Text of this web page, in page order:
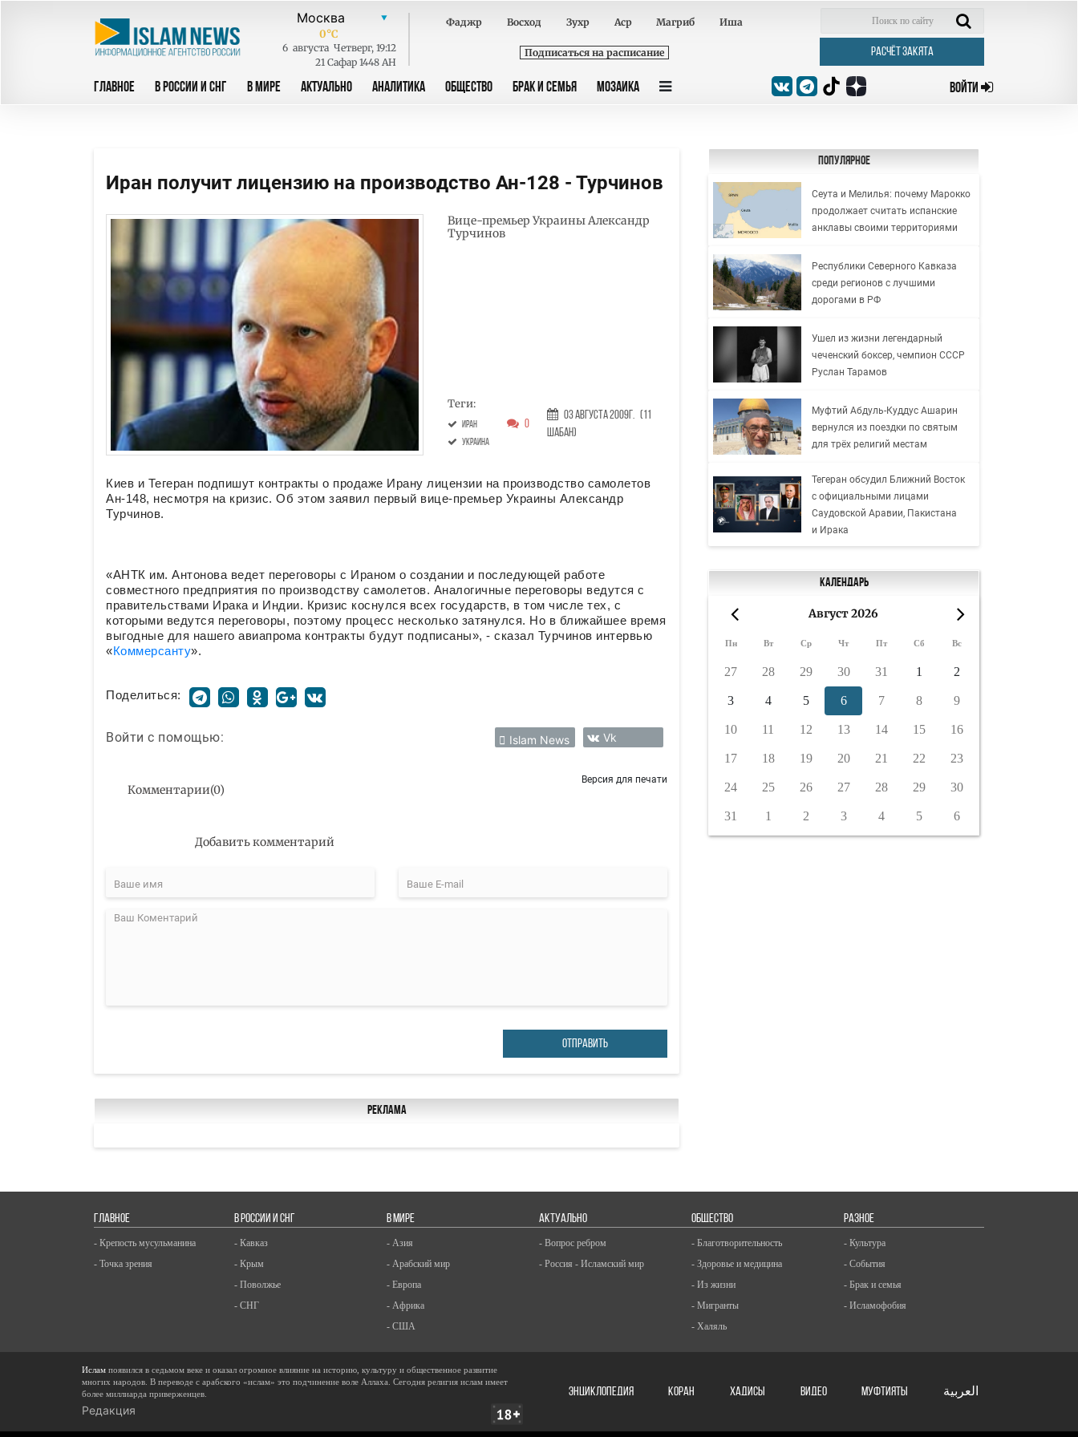
0°C
6 августа Четверг, 19:12
21 Сафар 1448 AH
Фаджр Восход Зухр Аср Магриб Иша
Подписаться на расписание РАСЧЁТ ЗАКЯТА
ГЛАВНОЕ В РОССИИ И СНГ В МИРЕ АКТУАЛЬНО АНАЛИТИКА ОБЩЕСТВО БРАК И СЕМЬЯ МОЗАИКА ВОЙТИ
Иран получит лицензию на производство Ан-128 - Турчинов
Вице-премьер Украины Александр
Турчинов
Теги:
Иран
украина
0
03 Августа 2009г. (11
Шабан)
Киев и Тегеран подпишут контракты о продаже Ирану лицензии на производство самолетов
Ан-148, несмотря на кризис. Об этом заявил первый вице-премьер Украины Александр
Турчинов.
«АНТК им. Антонова ведет переговоры с Ираном о создании и последующей работе
совместного предприятия по производству самолетов. Аналогичные переговоры ведутся с
правительствами Ирака и Индии. Кризис коснулся всех государств, в том числе тех, с
которыми ведутся переговоры, поэтому процесс несколько затянулся. Но в ближайшее время
выгодные для нашего авиапрома контракты будут подписаны», - сказал Турчинов интервью
«Коммерсанту».
Поделиться:
Войти с помощью: Islam News Vk
Комментарии(0)
Версия для печати
Добавить комментарий
ОТПРАВИТЬ
Реклама
Популярное
Сеута и Мелилья: почему Марокко
продолжает считать испанские
анклавы своими территориями
Республики Северного Кавказа
среди регионов с лучшими
дорогами в РФ
Ушел из жизни легендарный
чеченский боксер, чемпион СССР
Руслан Тарамов
Муфтий Абдуль-Куддус Ашарин
вернулся из поездки по святым
для трёх религий местам
Тегеран обсудил Ближний Восток
с официальными лицами
Саудовской Аравии, Пакистана
и Ирака
Календарь
Август 2026
Пн Вт Ср Чт Пт Сб Вс
27 28 29 30 31 1 2
3 4 5 6 7 8 9
10 11 12 13 14 15 16
17 18 19 20 21 22 23
24 25 26 27 28 29 30
31 1 2 3 4 5 6
ГЛАВНОЕ
- Крепость мусульманина
- Точка зрения
В РОССИИ И СНГ
- Кавказ
- Крым
- Поволжье
- СНГ
В МИРЕ
- Азия
- Арабский мир
- Европа
- Африка
- США
АКТУАЛЬНО
- Вопрос ребром
- Россия - Исламский мир
ОБЩЕСТВО
- Благотворительность
- Здоровье и медицина
- Из жизни
- Мигранты
- Халяль
РАЗНОЕ
- Культура
- События
- Брак и семья
- Исламофобия
Ислам появился в седьмом веке и оказал огромное влияние на историю, культуру и общественное развитие
многих народов. В переводе с арабского «ислам» это подчинение воле Аллаха. Сегодня религия ислам имеет
более миллиарда приверженцев.
Редакция
ЭНЦИКЛОПЕДИЯ КОРАН ХАДИСЫ ВИДЕО Муфтияты العربية